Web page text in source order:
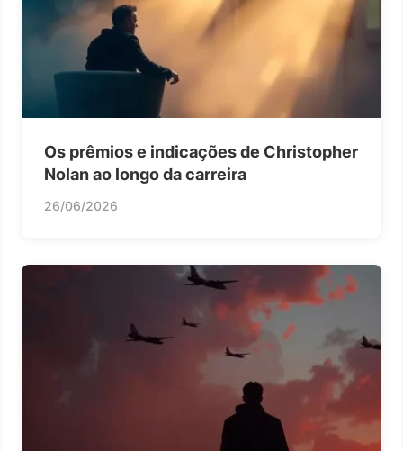
Os prêmios e indicações de Christopher
Nolan ao longo da carreira
26/06/2026